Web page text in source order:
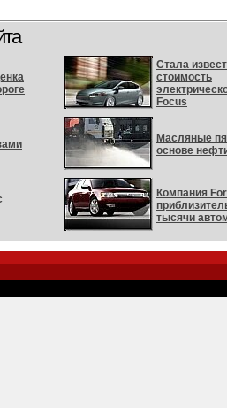
Стала
стоимость
Focus
Масляные
основе
Компания
тысячи